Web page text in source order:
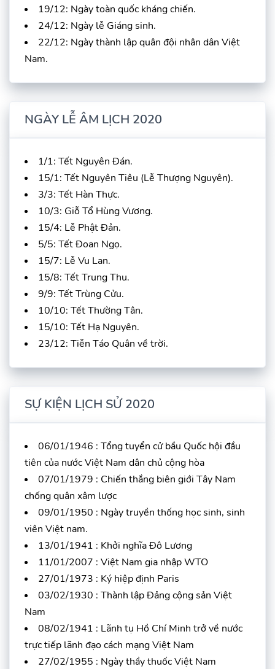
19/12: Ngày toàn quốc kháng chiến.
24/12: Ngày lễ Giáng sinh.
22/12: Ngày thành lập quân đội nhân dân Việt
Nam.
NGÀY LỄ ÂM LỊCH 2020
1/1: Tết Nguyên Đán.
15/1: Tết Nguyên Tiêu (Lễ Thượng Nguyên).
3/3: Tết Hàn Thực.
10/3: Giỗ Tổ Hùng Vương.
15/4: Lễ Phật Đản.
5/5: Tết Đoan Ngọ.
15/7: Lễ Vu Lan.
15/8: Tết Trung Thu.
9/9: Tết Trùng Cửu.
10/10: Tết Thường Tân.
15/10: Tết Hạ Nguyên.
23/12: Tiễn Táo Quân về trời.
SỰ KIỆN LỊCH SỬ 2020
06/01/1946 : Tổng tuyển cử bầu Quốc hội đầu
tiên của nước Việt Nam dân chủ cộng hòa
07/01/1979 : Chiến thắng biên giới Tây Nam
chống quân xâm lược
09/01/1950 : Ngày truyền thống học sinh, sinh
viên Việt nam.
13/01/1941 : Khởi nghĩa Đô Lương
11/01/2007 : Việt Nam gia nhập WTO
27/01/1973 : Ký hiệp định Paris
03/02/1930 : Thành lập Đảng cộng sản Việt
Nam
08/02/1941 : Lãnh tụ Hồ Chí Minh trở về nước
trực tiếp lãnh đạo cách mạng Việt Nam
27/02/1955 : Ngày thầy thuốc Việt Nam